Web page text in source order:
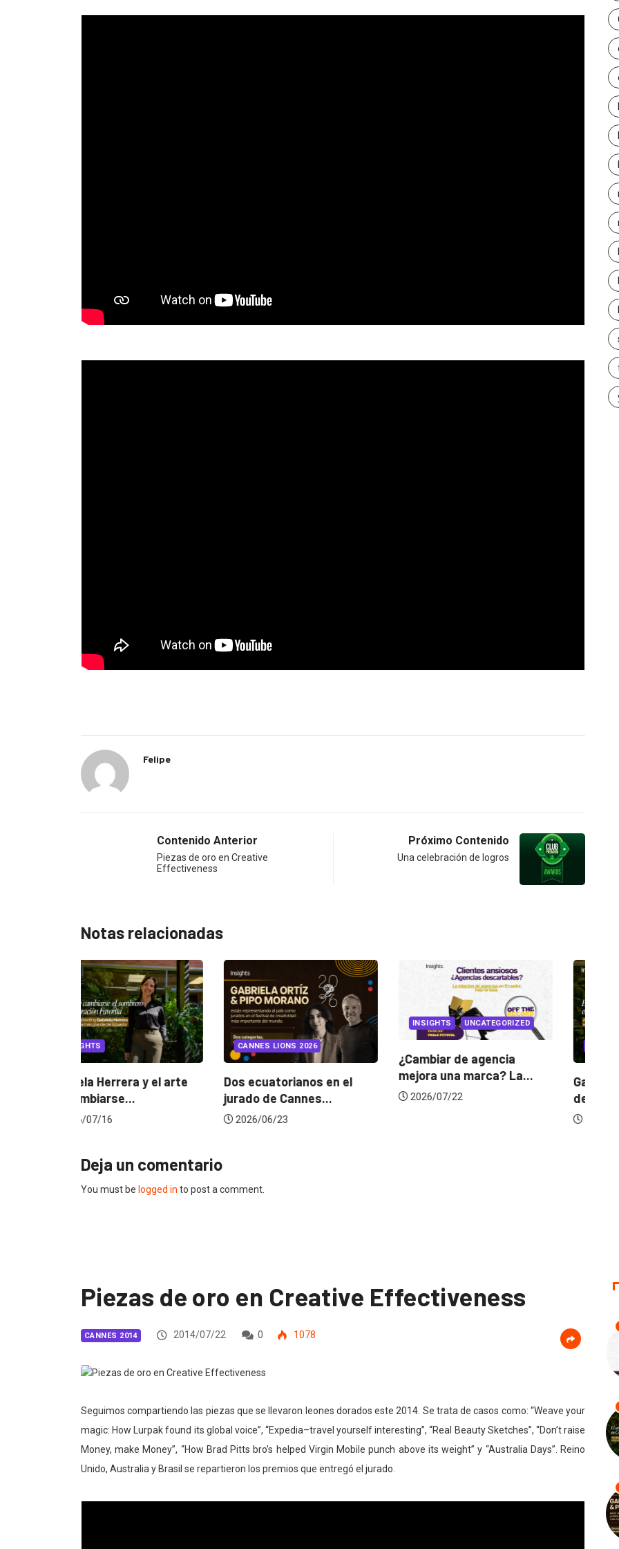
Felipe
Contenido Anterior
Piezas de oro en Creative
Effectiveness
Próximo Contenido
Una celebración de logros
Notas relacionadas
INSIGHTS
Gabriela Herrera y el arte
de cambiarse...
2026/07/16
CANNES LIONS 2026
Dos ecuatorianos en el
jurado de Cannes...
2026/06/23
INSIGHTS UNCATEGORIZED
¿Cambiar de agencia
mejora una marca? La...
2026/07/22
Deja un comentario
You must be logged in to post a comment.
Piezas de oro en Creative Effectiveness
CANNES 2014 2014/07/22 0 1078
Seguimos compartiendo las piezas que se llevaron leones dorados este 2014. Se trata de casos como: “Weave your
magic: How Lurpak found its global voice”, “Expedia–travel yourself interesting”, “Real Beauty Sketches”, “Don’t raise
Money, make Money”, “How Brad Pitts bro’s helped Virgin Mobile punch above its weight” y “Australia Days”. Reino
Unido, Australia y Brasil se repartieron los premios que entregó el jurado.